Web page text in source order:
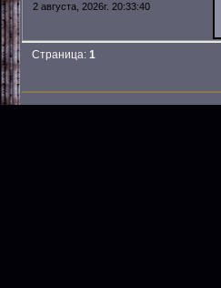
2 августа, 2026г. 20:33:40
Страница:1